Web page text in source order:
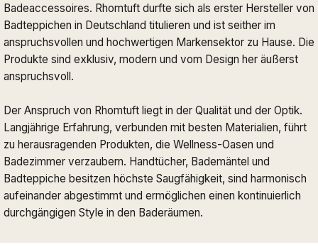
Badeaccessoires. Rhomtuft durfte sich als erster Hersteller von
Badteppichen in Deutschland titulieren und ist seither im
anspruchsvollen und hochwertigen Markensektor zu Hause. Die
Produkte sind exklusiv, modern und vom Design her äußerst
anspruchsvoll.
Der Anspruch von Rhomtuft liegt in der Qualität und der Optik.
Langjährige Erfahrung, verbunden mit besten Materialien, führt
zu herausragenden Produkten, die Wellness-Oasen und
Badezimmer verzaubern. Handtücher, Bademäntel und
Badteppiche besitzen höchste Saugfähigkeit, sind harmonisch
aufeinander abgestimmt und ermöglichen einen kontinuierlich
durchgängigen Style in den Baderäumen.